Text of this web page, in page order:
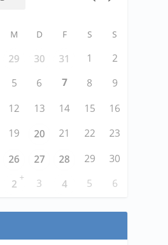
M D F S S
29 30 31 1
2
5 6 7 8
9
12 13 14 15
16
19 20 21 22
23
26 27 28 29
30
2
+ 3 4 5 6